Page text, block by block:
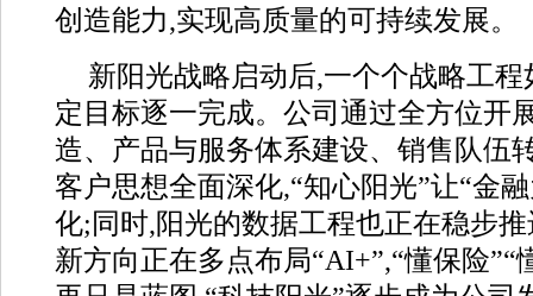
创造能力,实现高质量的可持续发展。
新阳光战略启动后,一个个战略工
定目标逐一完成。公司通过全方位开
造、产品与服务体系建设、销售队伍
客户思想全面深化,“知心阳光”让“金
化;同时,阳光的数据工程也正在稳步
新方向正在多点布局“AI+”,“懂保险”“